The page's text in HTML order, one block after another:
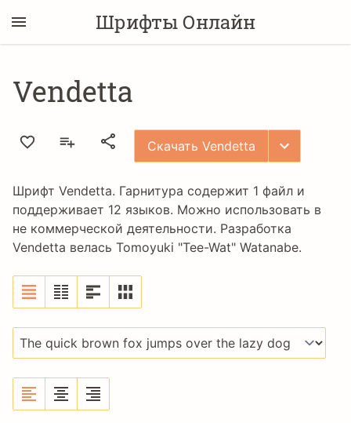
Шрифты Онлайн
Vendetta
Скачать Vendetta
Шрифт Vendetta. Гарнитура содержит 1 файл и
поддерживает 12 языков. Можно использовать в
не коммерческой деятельности. Разработка
Vendetta велась Tomoyuki "Tee-Wat" Watanabe.